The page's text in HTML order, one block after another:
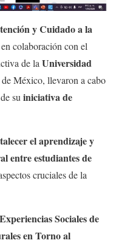
y Cuidado a la
colaboración con el
de la Universidad
de México, llevaron a cabo
su iniciativa de
el aprendizaje y
entre estudiantes de
cruciales de la
Sociales de
en Torno al